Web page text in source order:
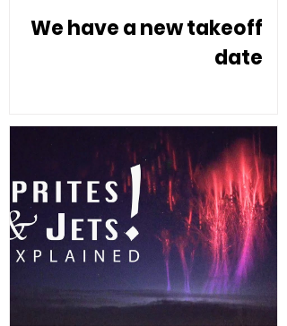
We have a new takeoff
date